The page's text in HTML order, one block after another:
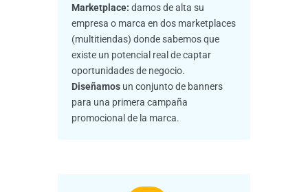
Marketplace: damos de alta su
empresa o marca en dos marketplaces
(multitiendas) donde sabemos que
existe un potencial real de captar
oportunidades de negocio.
Diseñamos un conjunto de banners
para una primera campaña
promocional de la marca.